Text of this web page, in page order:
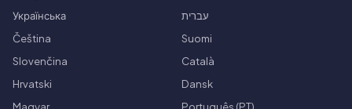
Українська
עברית
Čeština
Suomi
Slovenčina
Català
Hrvatski
Dansk
Magyar
Português (PT)